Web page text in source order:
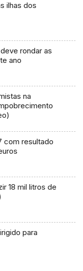
ilhas dos
rondar as
ano
na
18 mil litros de
para